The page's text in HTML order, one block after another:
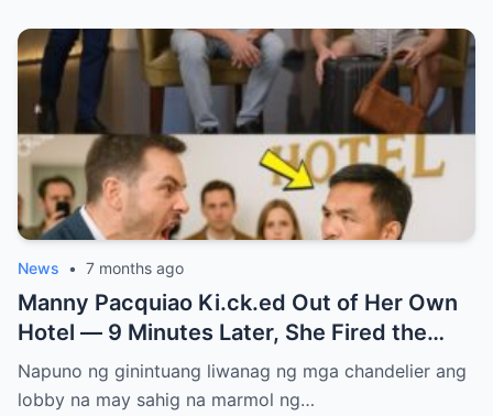
News • 7 months ago
Manny Pacquiao Ki.ck.ed Out of Her Own
Hotel — 9 Minutes Later, She Fired the
Entire Staff…..
Napuno ng ginintuang liwanag ng mga chandelier ang
lobby na may sahig na marmol ng…